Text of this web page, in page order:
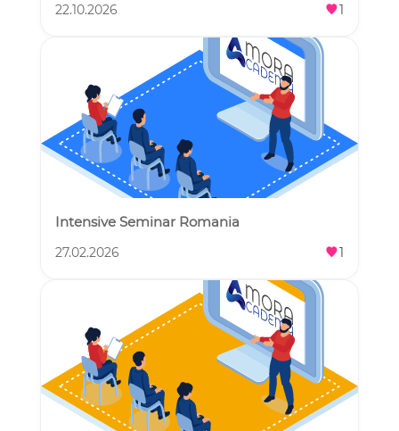
22.10.2026 1
Intensive Seminar Romania
27.02.2026 1